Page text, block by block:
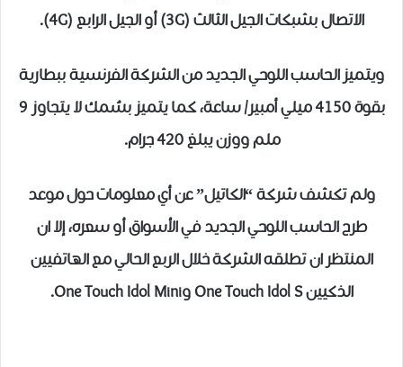
الاتصال بشبكات الجيل الثالث (3G) أو الجيل الرابع (4G).
ويتميز الحاسب اللوحي الجديد من الشركة الفرنسية ببطارية
بقوة 4150 ميلي أمبير/ ساعة، كما يتميز بسُمك لا يتجاوز 9
ملم ووزن يبلغ 420 جرام.
ولم تكشف شركة “الكاتيل” عن أي معلومات حول موعد
طرح الحاسب اللوحي الجديد في الأسواق أو سعره، إلا ان
المنتظر ان تطلقه الشركة خلال الربع الحالي مع الهاتفيين
الذكيين One Touch Idol S وOne Touch Idol Mini.